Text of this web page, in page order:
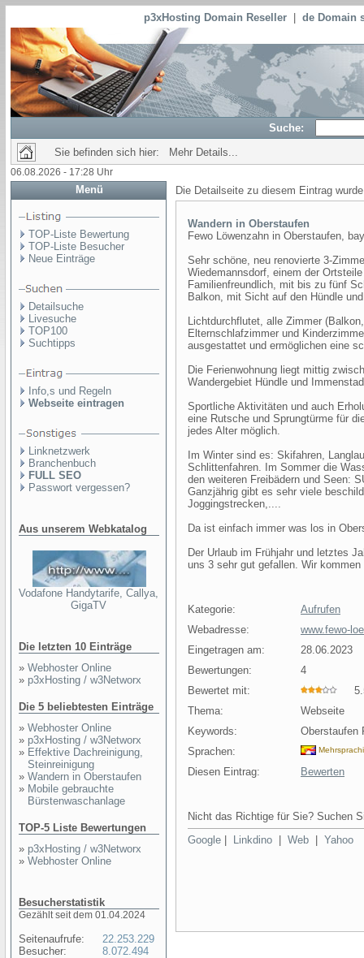
p3xHosting Domain Reseller de Domain
Suche:
Sie befinden sich hier: Mehr Details...
06.08.2026 - 17:28 Uhr
Menü
TOP-Liste Bewertung
TOP-Liste Besucher
Neue Einträge
Detailsuche
Livesuche
TOP100
Suchtipps
Info,s und Regeln
Webseite eintragen
Linknetzwerk
Branchenbuch
FULL SEO
Passwort vergessen?
Aus unserem Webkatalog
Vodafone Handytarife, Callya,
GigaTV
Die letzten 10 Einträge
» Webhoster Online
» p3xHosting / w3Networx
Die 5 beliebtesten Einträge
» Webhoster Online
» p3xHosting / w3Networx
» Effektive Dachreinigung,
Steinreinigung
» Wandern in Oberstaufen
» Mobile gebrauchte
Bürstenwaschanlage
TOP-5 Liste Bewertungen
» p3xHosting / w3Networx
» Webhoster Online
Besucherstatistik
Gezählt seit dem 01.04.2024
Seitenaufrufe:
Besucher:
22.253.229
8.072.494
Die Detailseite zu diesem Eintrag
Wandern in Oberstaufen
Fewo Löwenzahn in Oberstaufen,
Sehr schöne, neu renovierte 3-
Wiedemannsdorf, einem der
Familienfreundlich, mit bis zu fünf
Balkon, mit Sicht auf den Hündle
Lichtdurchflutet, alle Zimmer
Elternschlafzimmer und
ausgestattet und ermöglichen eine
Die Ferienwohnung liegt mittig
Wandergebiet Hündle und
Sportliche Aktivitäten und auch
eine Rutsche und Sprungtürme für
jedes Alter möglich.
Im Winter sind es: Skifahren,
Schlittenfahren. Im Sommer die
den weiteren Freibädern und Seen:
Ganzjährig gibt es sehr viele
Joggingstrecken,....
Da ist einfach immer was los in
Der Urlaub im Frühjahr und letztes
uns 3 sehr gut gefallen. Wir
Kategorie:
Aufrufen
Webadresse:
www.fewo-
Eingetragen am:
28.06.2023
Bewertungen:
4
Bewertet mit:
Thema:
Webseite
Keywords:
Oberstaufen
Sprachen:
Diesen Eintrag: Bewerten
Nicht das Richtige für Sie? Suchen
Google
Linkdino Web Yahoo